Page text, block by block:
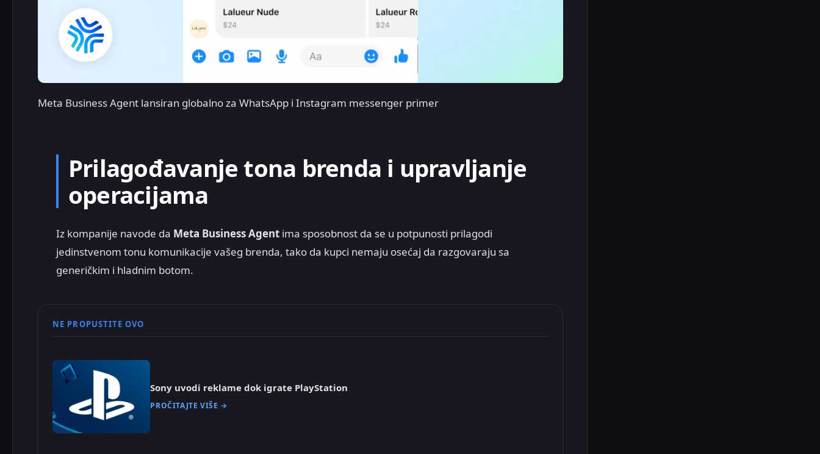
Meta Business Agent lansiran globalno za WhatsApp i Instagram messenger primer
Prilagođavanje tona brenda i upravljanje
operacijama
Iz kompanije navode da Meta Business Agent ima sposobnost da se u potpunosti prilagodi
jedinstvenom tonu komunikacije vašeg brenda, tako da kupci nemaju osećaj da razgovaraju sa
generičkim i hladnim botom.
NE PROPUSTITE OVO
Sony uvodi reklame dok igrate PlayStation
PROČITAJTE VIŠE →